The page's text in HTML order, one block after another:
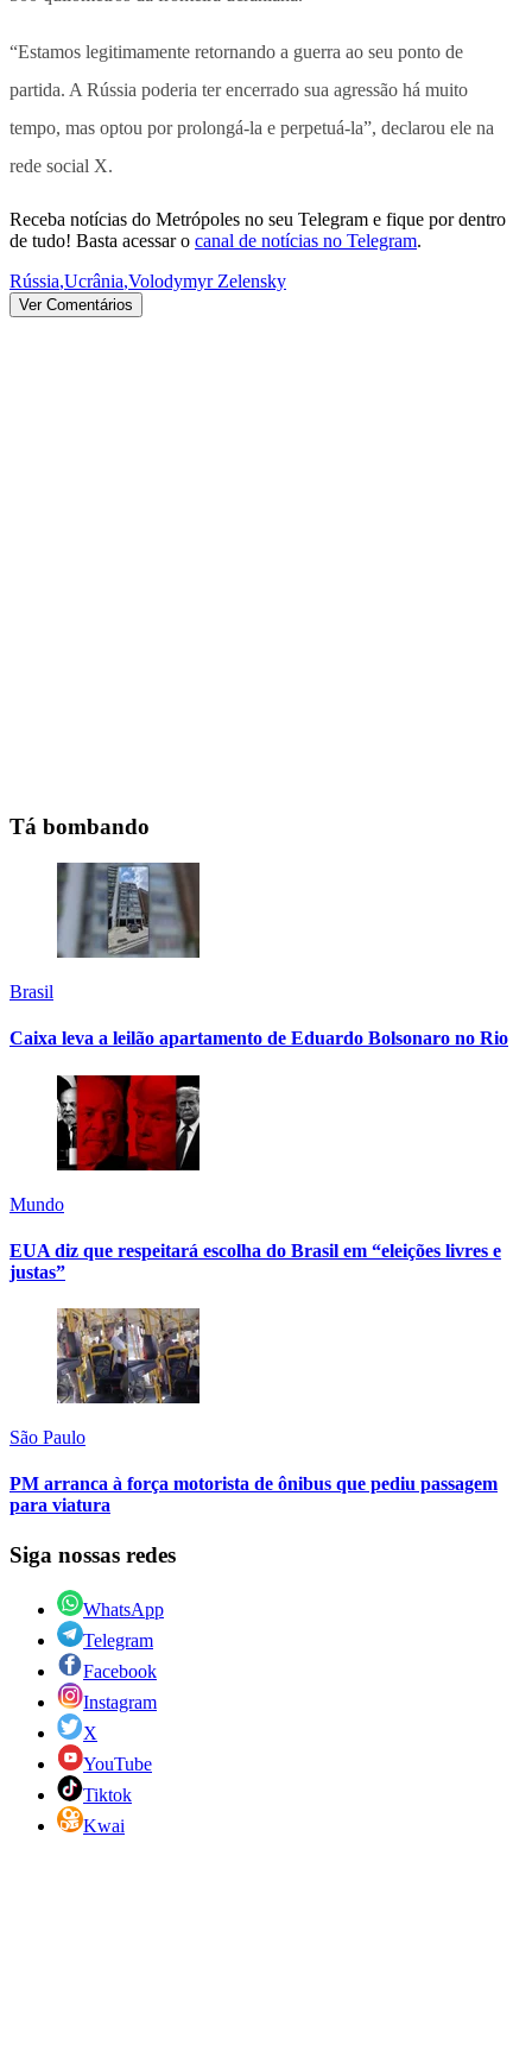
“Estamos legitimamente retornando a guerra ao seu ponto de
partida. A Rússia poderia ter encerrado sua agressão há muito
tempo, mas optou por prolongá-la e perpetuá-la”, declarou ele na
rede social X.
Receba notícias do Metrópoles no seu Telegram e fique por dentro
de tudo! Basta acessar o canal de notícias no Telegram.
Rússia,Ucrânia,Volodymyr Zelensky
Ver Comentários
Tá bombando
Brasil
Caixa leva a leilão apartamento de Eduardo Bolsonaro no Rio
Mundo
EUA diz que respeitará escolha do Brasil em “eleições livres e
justas”
São Paulo
PM arranca à força motorista de ônibus que pediu passagem
para viatura
Siga nossas redes
WhatsApp
Telegram
Facebook
Instagram
X
YouTube
Tiktok
Kwai